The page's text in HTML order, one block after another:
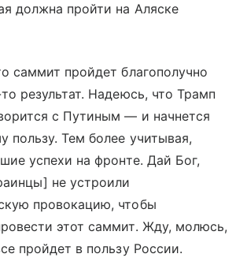
должна пройти на Аляске
саммит пройдет благополучно
результат. Надеюсь, что Трамп
с Путиным — и начнется
пользу. Тем более учитывая,
успехи на фронте. Дай Бог,
не устроили
провокацию, чтобы
этот саммит. Жду, молюсь,
пройдет в пользу России.